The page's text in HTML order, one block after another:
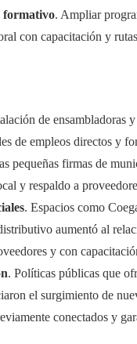
formativo. Ampliar
con capacitación y
de ensambladoras
de empleos directos y
pequeñas firmas de
y respaldo a
. Espacios como
aumentó al
y con
. Políticas públicas que
el surgimiento de
conectados y